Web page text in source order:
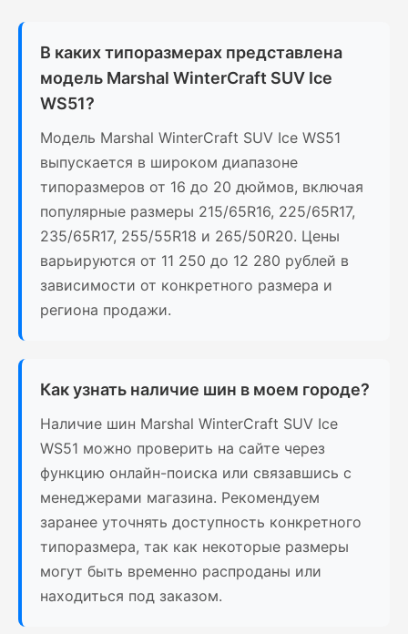
В каких типоразмерах представлена
модель Marshal WinterCraft SUV Ice
WS51?
Модель Marshal WinterCraft SUV Ice WS51
выпускается в широком диапазоне
типоразмеров от 16 до 20 дюймов, включая
популярные размеры 215/65R16, 225/65R17,
235/65R17, 255/55R18 и 265/50R20. Цены
варьируются от 11 250 до 12 280 рублей в
зависимости от конкретного размера и
региона продажи.
Как узнать наличие шин в моем городе?
Наличие шин Marshal WinterCraft SUV Ice
WS51 можно проверить на сайте через
функцию онлайн-поиска или связавшись с
менеджерами магазина. Рекомендуем
заранее уточнять доступность конкретного
типоразмера, так как некоторые размеры
могут быть временно распроданы или
находиться под заказом.